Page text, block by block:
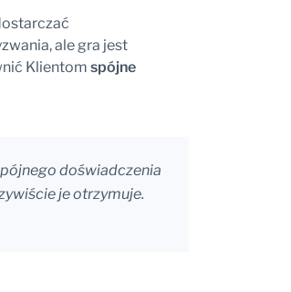
ale gra jest
Klientom spójne
doświadczenia
je otrzymuje.